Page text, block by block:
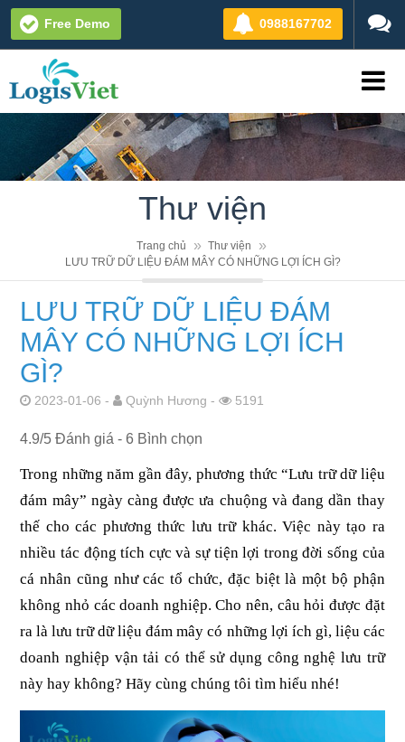
0988167702
Free Demo
Thư viện
Trang chủ
Thư viện
LƯU TRỮ DỮ LIỆU ĐÁM MÂY CÓ NHỮNG LỢI ÍCH GÌ?
LƯU TRỮ DỮ LIỆU ĐÁM
MÂY CÓ NHỮNG LỢI ÍCH
GÌ?
2023-01-06 - Quỳnh Hương - 5191
4.9/5 Đánh giá -6 Bình chọn
Trong những năm gần đây, phương thức “Lưu trữ dữ liệu
đám mây” ngày càng được ưa chuộng và đang dần thay
thế cho các phương thức lưu trữ khác. Việc này tạo ra
nhiều tác động tích cực và sự tiện lợi trong đời sống của
cá nhân cũng như các tổ chức, đặc biệt là một bộ phận
không nhỏ các doanh nghiệp. Cho nên, câu hỏi được đặt
ra là lưu trữ dữ liệu đám mây có những lợi ích gì, liệu các
doanh nghiệp vận tải có thể sử dụng công nghệ lưu trữ
này hay không? Hãy cùng chúng tôi tìm hiểu nhé!